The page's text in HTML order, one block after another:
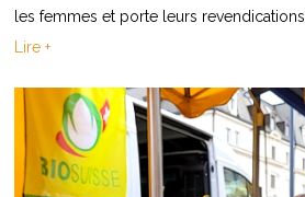
les femmes et porte leurs revendications.
Lire +